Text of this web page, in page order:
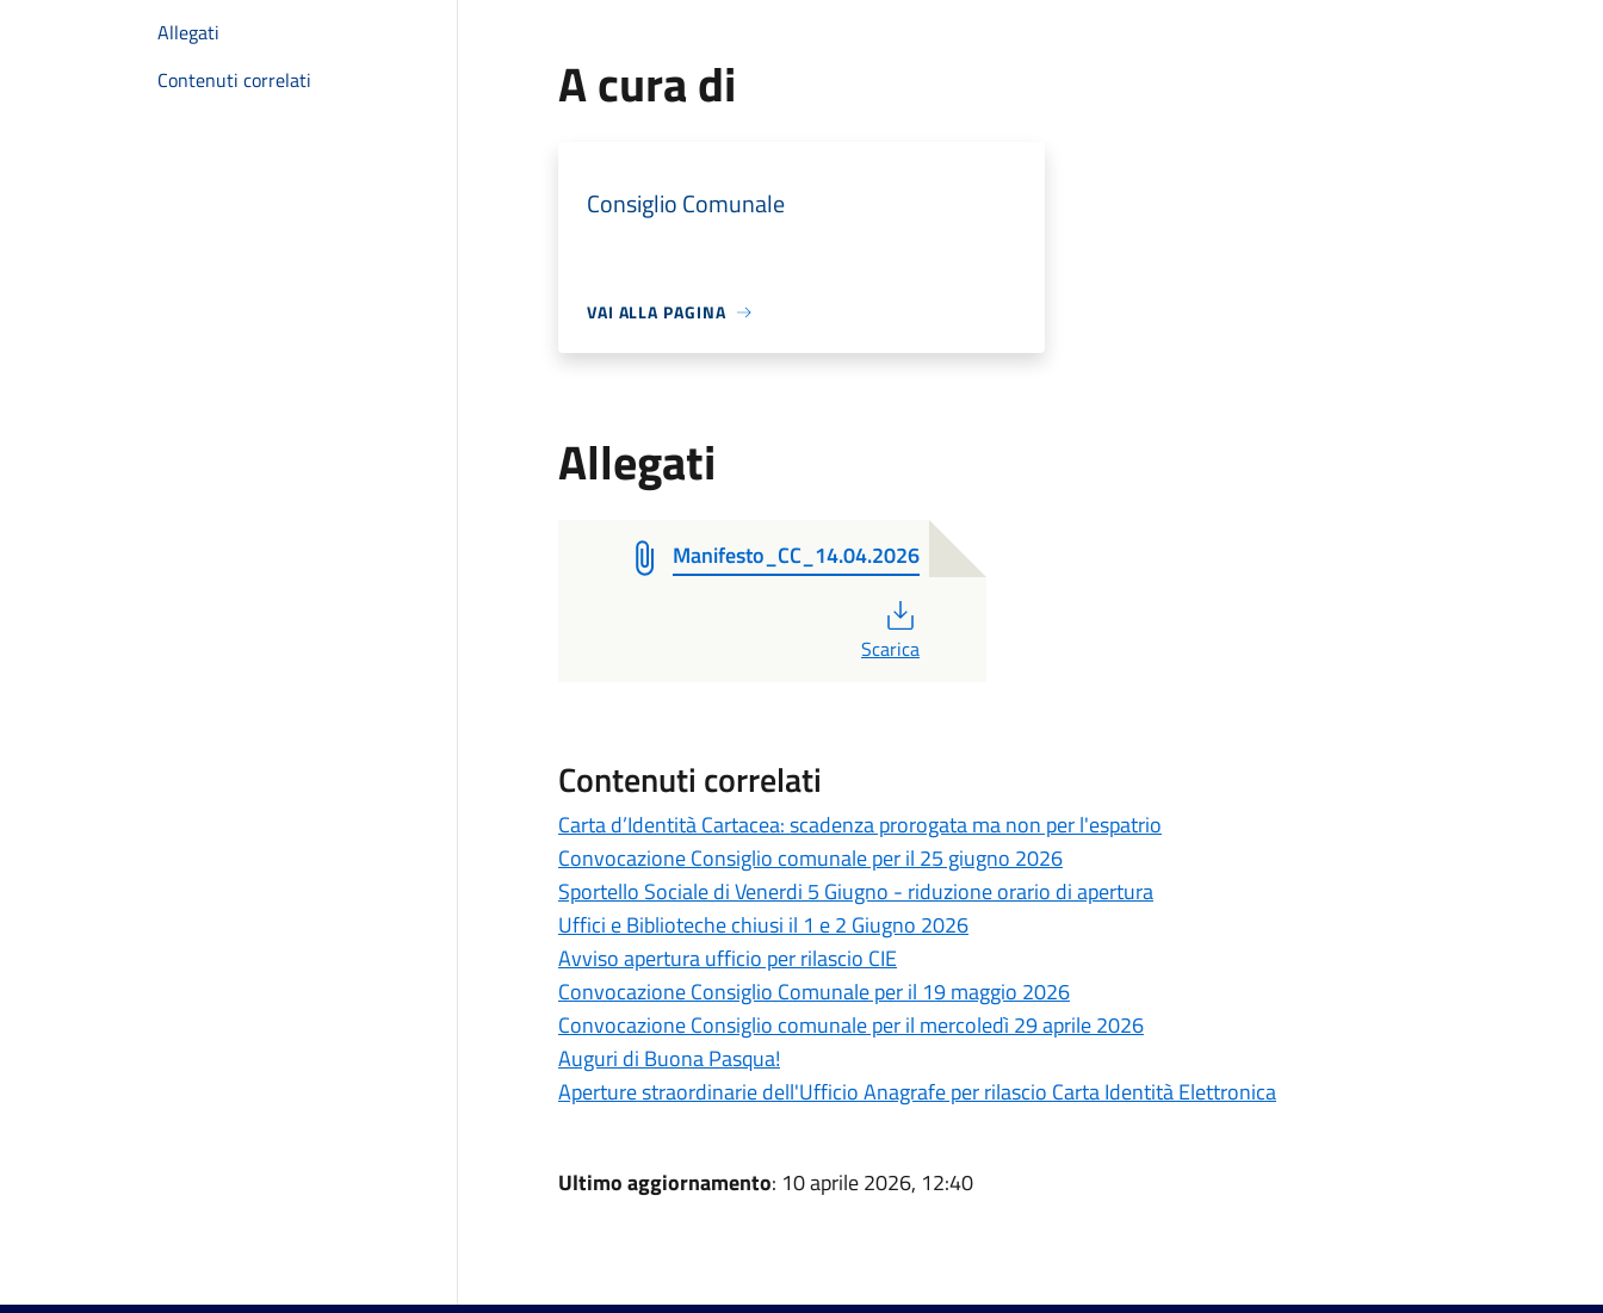
Allegati
Contenuti correlati
A cura di
Consiglio Comunale
VAI ALLA PAGINA
Allegati
Manifesto_CC_14.04.2026
Scarica
Contenuti correlati
Carta d’Identità Cartacea: scadenza prorogata ma non per l'espatrio
Convocazione Consiglio comunale per il 25 giugno 2026
Sportello Sociale di Venerdi 5 Giugno - riduzione orario di apertura
Uffici e Biblioteche chiusi il 1 e 2 Giugno 2026
Avviso apertura ufficio per rilascio CIE
Convocazione Consiglio Comunale per il 19 maggio 2026
Convocazione Consiglio comunale per il mercoledì 29 aprile 2026
Auguri di Buona Pasqua!
Aperture straordinarie dell'Ufficio Anagrafe per rilascio Carta Identità Elettronica
Ultimo aggiornamento: 10 aprile 2026, 12:40